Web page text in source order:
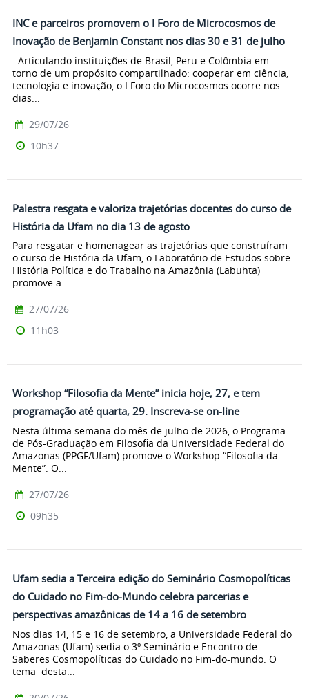
INC e parceiros promovem o I Foro de Microcosmos de
Inovação de Benjamin Constant nos dias 30 e 31 de julho
Articulando instituições de Brasil, Peru e Colômbia em
torno de um propósito compartilhado: cooperar em ciência,
tecnologia e inovação, o I Foro do Microcosmos ocorre nos
dias...
29/07/26
10h37
Palestra resgata e valoriza trajetórias docentes do curso de
História da Ufam no dia 13 de agosto
Para resgatar e homenagear as trajetórias que construíram
o curso de História da Ufam, o Laboratório de Estudos sobre
História Política e do Trabalho na Amazônia (Labuhta)
promove a...
27/07/26
11h03
Workshop “Filosofia da Mente” inicia hoje, 27, e tem
programação até quarta, 29. Inscreva-se on-line
Nesta última semana do mês de julho de 2026, o Programa
de Pós-Graduação em Filosofia da Universidade Federal do
Amazonas (PPGF/Ufam) promove o Workshop “Filosofia da
Mente”. O...
27/07/26
09h35
Ufam sedia a Terceira edição do Seminário Cosmopolíticas
do Cuidado no Fim-do-Mundo celebra parcerias e
perspectivas amazônicas de 14 a 16 de setembro
Nos dias 14, 15 e 16 de setembro, a Universidade Federal do
Amazonas (Ufam) sedia o 3º Seminário e Encontro de
Saberes Cosmopolíticas do Cuidado no Fim-do-mundo. O
tema desta...